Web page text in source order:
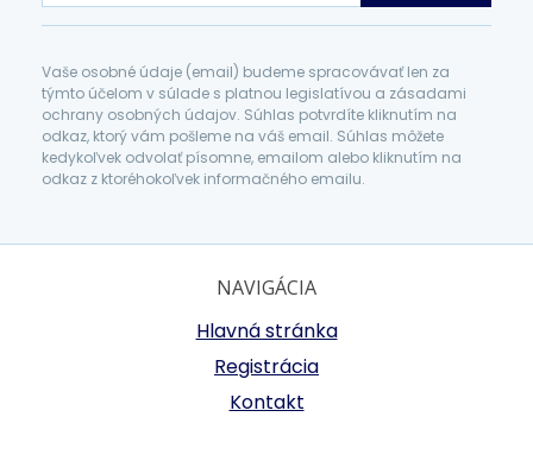
Vaše osobné údaje (email) budeme spracovávať len za
týmto účelom v súlade s platnou legislatívou a zásadami
ochrany osobných údajov. Súhlas potvrdíte kliknutím na
odkaz, ktorý vám pošleme na váš email. Súhlas môžete
kedykoľvek odvolať písomne, emailom alebo kliknutím na
odkaz z ktoréhokoľvek informačného emailu.
NAVIGÁCIA
Hlavná stránka
Registrácia
Kontakt